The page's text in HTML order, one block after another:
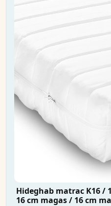
Hideghab matrac K16 /
16 cm magas / 16 cm